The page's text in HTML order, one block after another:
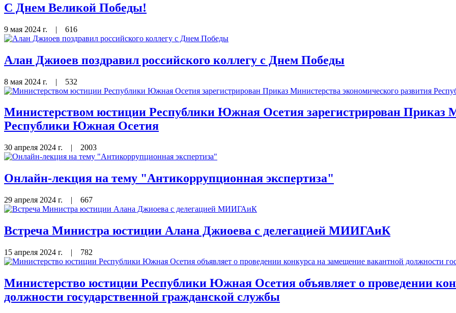
С Днем Великой Победы!
9 мая 2024 г. | 616
Алан Джиоев поздравил российского коллегу с Днем Победы
8 мая 2024 г. | 532
Министерством юстиции Республики Южная Осетия зарегистрирован Приказ
Республики Южная Осетия
30 апреля 2024 г. | 2003
Онлайн-лекция на тему "Антикоррупционная экспертиза"
29 апреля 2024 г. | 667
Встреча Министра юстиции Алана Джиоева с делегацией МИИГАиК
15 апреля 2024 г. | 782
Министерство юстиции Республики Южная Осетия объявляет о проведении
должности государственной гражданской службы